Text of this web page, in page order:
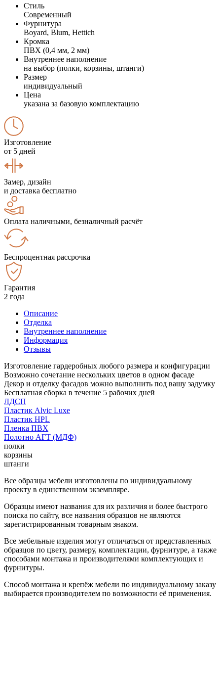
Стиль
Современный
Фурнитура
Boyard, Blum, Hettich
Кромка
ПВХ (0,4 мм, 2 мм)
Внутреннее наполнение
на выбор (полки, корзины, штанги)
Размер
индивидуальный
Цена
указана за базовую комплектацию
Изготовление
от 5 дней
Замер, дизайн
и доставка бесплатно
Оплата наличными, безналичный расчёт
Беспроцентная рассрочка
Гарантия
2 года
Описание
Отделка
Внутреннее наполнение
Информация
Отзывы
Изготовление гардеробных любого размера и конфигурации
Возможно сочетание нескольких цветов в одном фасаде
Декор и отделку фасадов можно выполнить под вашу задумку
Бесплатная сборка в течение 5 рабочих дней
ЛДСП
Пластик Alvic Luxe
Пластик HPL
Пленка ПВХ
Полотно АГТ (МДФ)
полки
корзины
штанги
Все образцы мебели изготовлены по индивидуальному
проекту в единственном экземпляре.
Образцы имеют названия для их различия и более быстрого
поиска по сайту, все названия образцов не являются
зарегистрированным товарным знаком.
Все мебельные изделия могут отличаться от представленных
образцов по цвету, размеру, комплектации, фурнитуре, а также
способами монтажа и производителями комплектующих и
фурнитуры.
Способ монтажа и крепёж мебели по индивидуальному заказу
выбирается производителем по возможности её применения.